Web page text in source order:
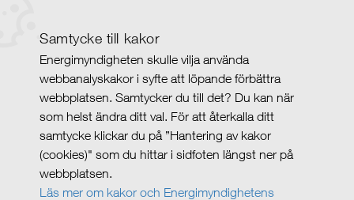
Samtycke till kakor
Energimyndigheten skulle vilja använda
webbanalyskakor i syfte att löpande förbättra
webbplatsen. Samtycker du till det? Du kan när
som helst ändra ditt val. För att återkalla ditt
samtycke klickar du på ”Hantering av kakor
(cookies)" som du hittar i sidfoten längst ner på
webbplatsen.
Läs mer om kakor och Energimyndighetens